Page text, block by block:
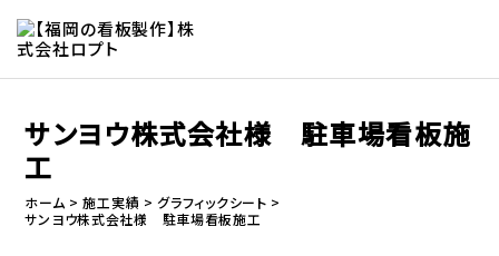
サンヨウ株式会社様 駐車場看板施
工
ホーム 施工実績
グラフィックシート
サンヨウ株式会社様 駐車場看板施工